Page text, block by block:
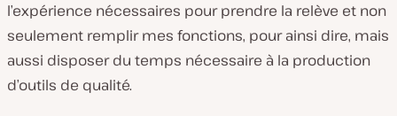
l’expérience nécessaires pour prendre la relève et non
seulement remplir mes fonctions, pour ainsi dire, mais
aussi disposer du temps nécessaire à la production
d’outils de qualité.